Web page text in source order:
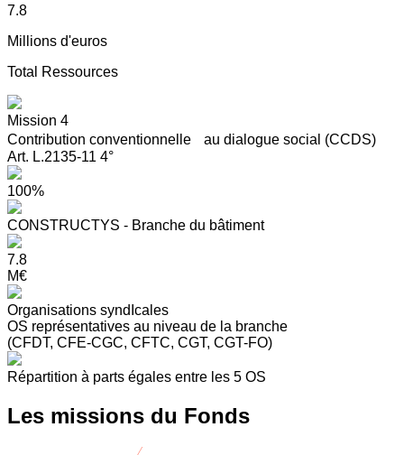
7.8
Millions d'euros
Total Ressources
Mission 4
Contribution conventionnelle au dialogue social (CCDS)
Art. L.2135-11 4°
100%
CONSTRUCTYS - Branche du bâtiment
7.8
M€
Organisations syndIcales
OS représentatives au niveau de la branche
(CFDT, CFE-CGC, CFTC, CGT, CGT-FO)
Répartition à parts égales entre les 5 OS
Les missions du Fonds